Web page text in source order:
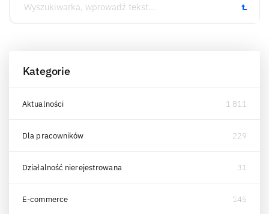
Sudoku.
Kategorie
Aktualności 1 811
Dla pracowników 229
Działalność nierejestrowana 31
E-commerce 145